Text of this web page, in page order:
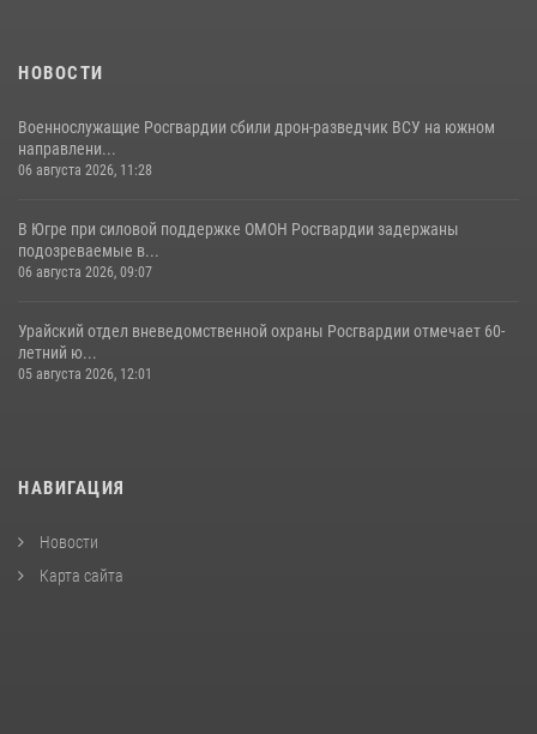
НОВОСТИ
Военнослужащие Росгвардии сбили дрон-разведчик ВСУ на южном
направлени...
06 августа 2026, 11:28
В Югре при силовой поддержке ОМОН Росгвардии задержаны
подозреваемые в...
06 августа 2026, 09:07
Урайский отдел вневедомственной охраны Росгвардии отмечает 60-
летний ю...
05 августа 2026, 12:01
НАВИГАЦИЯ
Новости
Карта сайта